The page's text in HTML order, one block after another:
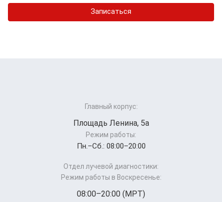
Записаться
Главный корпус:
Площадь Ленина, 5а
Режим работы:
Пн.–Cб.: 08:00–20:00
Отдел лучевой диагностики:
Режим работы в Воскресенье:
08:00–20:00 (МРТ)